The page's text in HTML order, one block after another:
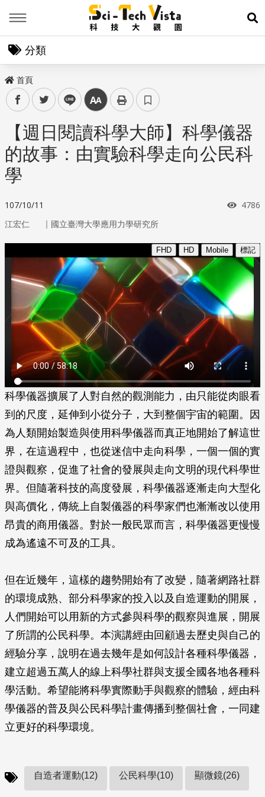
展
分類
首頁
facebooktwitter line 中
【週日閱讀科學大師】科學儀器
的故事：由實驗科學走向公民科
學
107/10/11 瀏覽
4786
江宏仁 ｜ 國立臺灣大學應用力學研究所
科學儀器擴展了人對自然的觀測能力，由只能從肉眼看
到的尺度，延伸到小從分子，大到整個宇宙的範圍。因
為人類開始製造與使用科學儀器而真正地開始了解這世
界，在這過程中，也從迷信中走向科學，一個一個的實
證與觀察，促進了社會的發展與走向文明的現代科學世
界。但隨著科技的高度發展，科學儀器逐漸走向大型化
與高價化，傳統上自製儀器的科學家們也漸漸改以使用
昂貴的商用儀器。對於一般民眾而言，科學儀器更慢慢
成為遙遠不可及的工具。
但在近幾年，這樣的趨勢開始有了改變，隨著網路社群
的環境成熟、部分科學家的投入以及自造運動的開展，
人們開始可以用新的方式參與科學的觀察與進展，開展
了所謂的公民科學。本演講經由回顧過去歷史與自己的
經驗分享，說明在過去幾年是如何設計各種科學儀器，
建立超過五萬人的線上科學社群與支援全國各地各種科
學活動。希望能將科學實際動手與觀察的體驗，經由科
學儀器的普及與公民科學計畫傳播到整個社會，一同建
立更好的科學環境。
自造者運動(12) 公民科學(10) 顯微鏡(26)